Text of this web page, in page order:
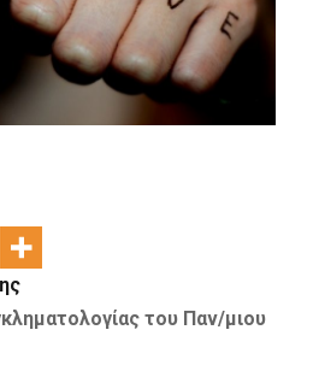
του Παν/μιου